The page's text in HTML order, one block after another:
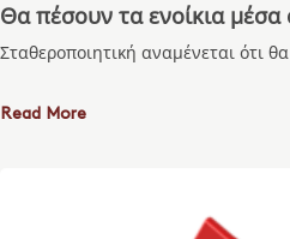
Θα πέσουν τα ενοίκια μέσα
Σταθεροποιητική αναμένεται ότι
Read More